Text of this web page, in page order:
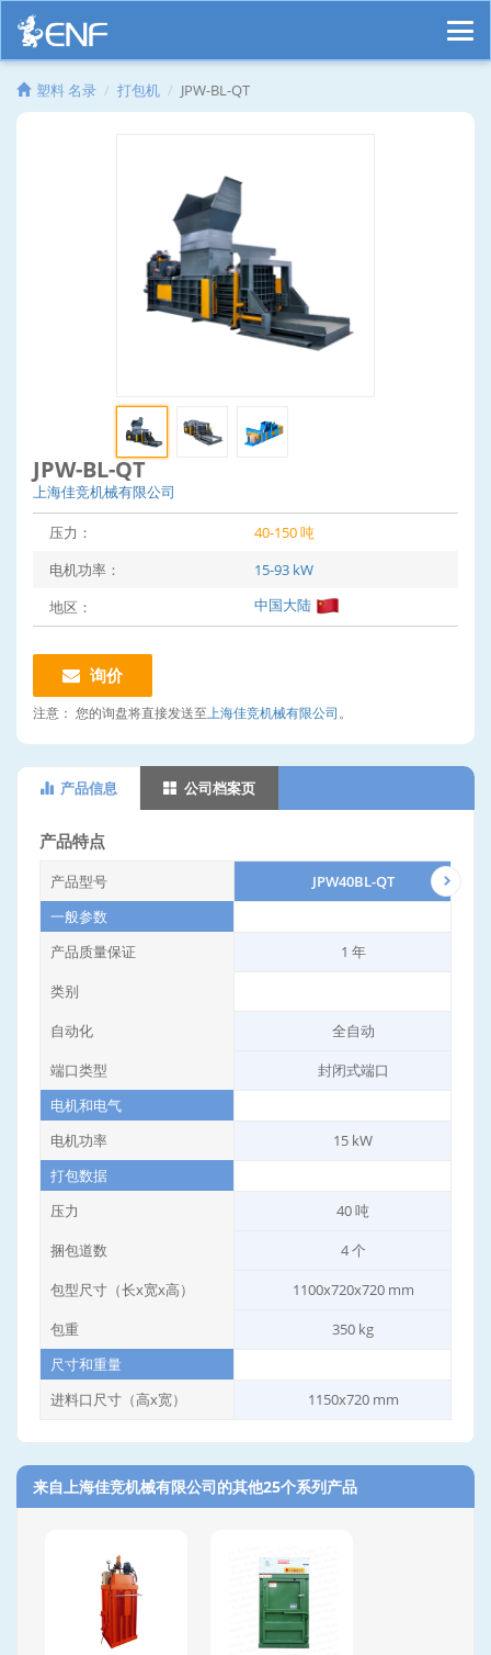
塑料 名录 打包机 JPW-BL-QT
JPW-BL-QT
上海佳竞机械有限公司
压力：
40-150 吨
电机功率：
15-93 kW
地区：
中国大陆
询价
注意： 您的询盘将直接发送至上海佳竞机械有限公司。
产品信息 公司档案页
产品特点
产品型号
JPW40BL-QT
一般参数
产品质量保证
1 年
类别
自动化
全自动
端口类型
封闭式端口
电机和电气
电机功率
15 kW
打包数据
压力
40 吨
捆包道数
4 个
包型尺寸（长x宽x高）
1100x720x720 mm
包重
350 kg
尺寸和重量
进料口尺寸（高x宽）
1150x720 mm
来自上海佳竞机械有限公司的其他25个系列产品‎